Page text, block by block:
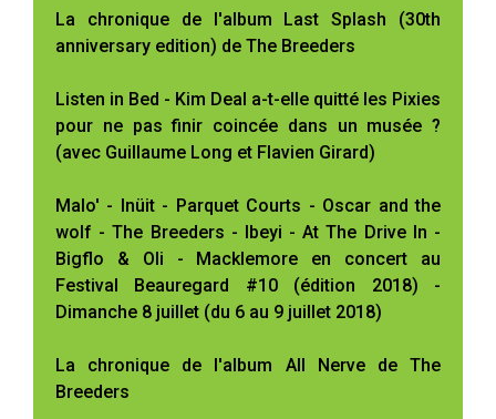
La chronique de l'album Last Splash (30th
anniversary edition) de The Breeders
Listen in Bed - Kim Deal a-t-elle quitté les Pixies
pour ne pas finir coincée dans un musée ?
(avec Guillaume Long et Flavien Girard)
Malo' - Inüit - Parquet Courts - Oscar and the
wolf - The Breeders - Ibeyi - At The Drive In -
Bigflo & Oli - Macklemore en concert au
Festival Beauregard #10 (édition 2018) -
Dimanche 8 juillet (du 6 au 9 juillet 2018)
La chronique de l'album All Nerve de The
Breeders